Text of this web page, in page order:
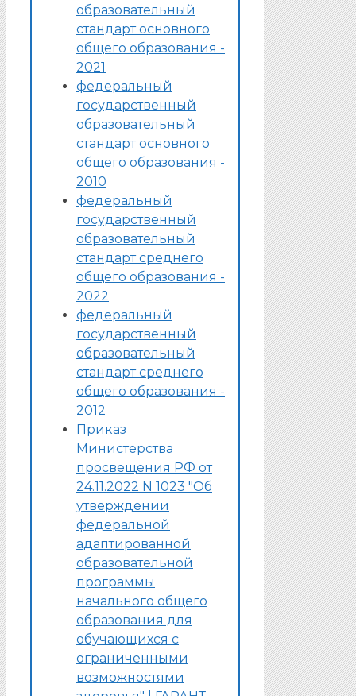
образовательный
стандарт основного
общего образования -
2021
федеральный
государственный
образовательный
стандарт основного
общего образования -
2010
федеральный
государственный
образовательный
стандарт среднего
общего образования -
2022
федеральный
государственный
образовательный
стандарт среднего
общего образования -
2012
Приказ
Министерства
просвещения РФ от
24.11.2022 N 1023 "Об
утверждении
федеральной
адаптированной
образовательной
программы
начального общего
образования для
обучающихся с
ограниченными
возможностями